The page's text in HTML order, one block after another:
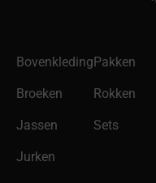
Bovenkleding
Broeken
Jassen
Jurken
Pakken
Rokken
Sets